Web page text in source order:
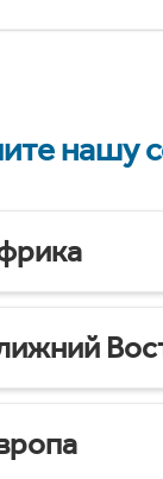
нашу